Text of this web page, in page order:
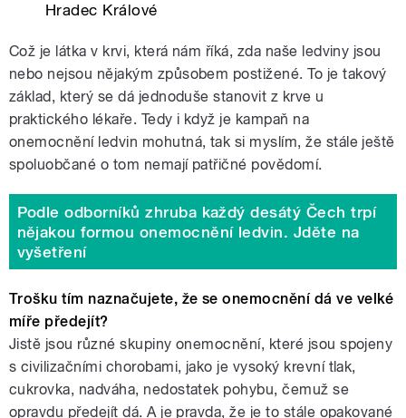
Hradec Králové
Což je látka v krvi, která nám říká, zda naše ledviny jsou
nebo nejsou nějakým způsobem postižené. To je takový
základ, který se dá jednoduše stanovit z krve u
praktického lékaře. Tedy i když je kampaň na
onemocnění ledvin mohutná, tak si myslím, že stále ještě
spoluobčané o tom nemají patřičné povědomí.
Podle odborníků zhruba každý desátý Čech trpí
nějakou formou onemocnění ledvin. Jděte na
vyšetření
Trošku tím naznačujete, že se onemocnění dá ve velké
míře předejít?
Jistě jsou různé skupiny onemocnění, které jsou spojeny
s civilizačními chorobami, jako je vysoký krevní tlak,
cukrovka, nadváha, nedostatek pohybu, čemuž se
opravdu předejít dá. A je pravda, že je to stále opakované